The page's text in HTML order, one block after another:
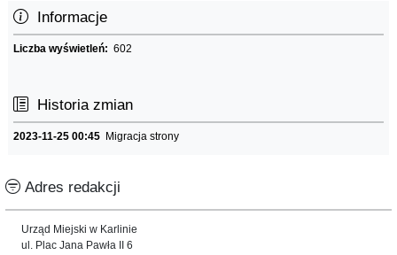
Informacje
Liczba wyświetleń: 602
Historia zmian
2023-11-25 00:45 Migracja strony
Adres redakcji
Urząd Miejski w Karlinie
ul. Plac Jana Pawła II 6